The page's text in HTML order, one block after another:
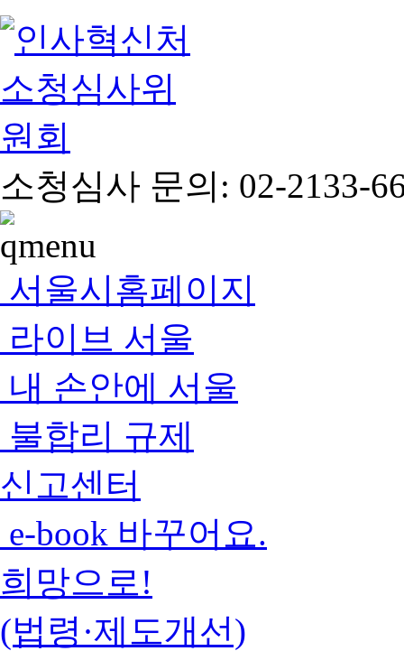
소청심사 문의: 02-2133-
서울시홈페이지
라이브 서울
내 손안에 서울
불합리 규제
신고센터
e-book 바꾸어요.
희망으로!
(법령·제도개선)